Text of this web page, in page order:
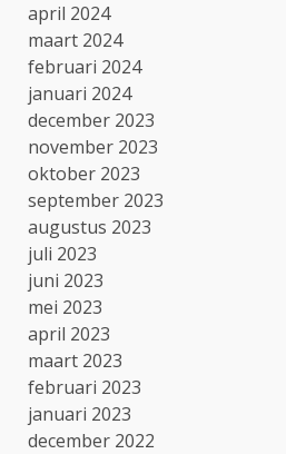
april 2024
maart 2024
februari 2024
januari 2024
december 2023
november 2023
oktober 2023
september 2023
augustus 2023
juli 2023
juni 2023
mei 2023
april 2023
maart 2023
februari 2023
januari 2023
december 2022